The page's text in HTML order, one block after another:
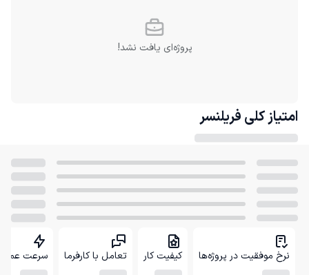
پروژه‌ای یافت نشد!
امتیاز کلی فریلنسر
نرخ موفقیت در پروژه‌ها کیفیت کار تعامل با کارفرما سرعت عمل